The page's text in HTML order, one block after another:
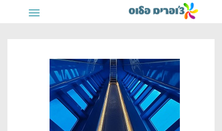
תפריט